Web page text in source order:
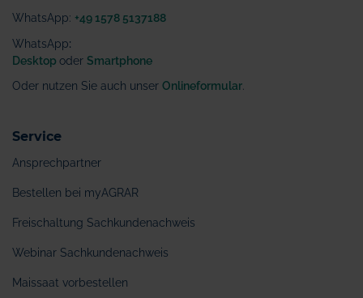
WhatsApp: +49 1578 5137188
WhatsApp:
Desktop oder Smartphone
Oder nutzen Sie auch unser Onlineformular
Service
Ansprechpartner
Bestellen bei myAGRAR
Freischaltung Sachkundenachweis
Webinar Sachkundenachweis
Maissaat vorbestellen